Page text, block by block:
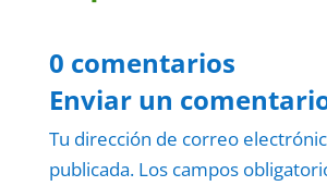
0 comentarios
Enviar un
Tu dirección de correo
publicada. Los campos